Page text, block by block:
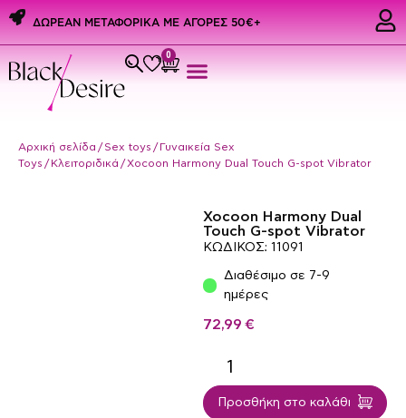
ΔΩΡΕΑΝ ΜΕΤΑΦΟΡΙΚΑ ME ΑΓΟΡΕΣ 50€+
0
Αρχική σελίδα / Sex toys / Γυναικεία Sex
Toys / Κλειτοριδικά / Xocoon Harmony Dual Touch G-spot Vibrator
Xocoon Harmony Dual
Touch G-spot Vibrator
ΚΩΔΙΚΟΣ: 11091
Διαθέσιμο σε 7-9
ημέρες
72,99 €
Προσθήκη στο καλάθι